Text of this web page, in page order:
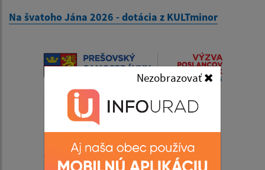
Nezobrazovať
Na švatoho Jána 2026 - dotácia z KULTminor